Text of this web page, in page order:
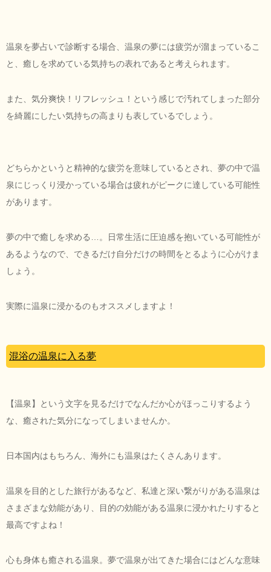
温泉を夢占いで診断する場合、温泉の夢には疲労が溜まっているこ
と、癒しを求めている気持ちの表れであると考えられます。
また、気分爽快！リフレッシュ！という感じで汚れてしまった部分
を綺麗にしたい気持ちの高まりも表しているでしょう。
どちらかというと精神的な疲労を意味しているとされ、夢の中で温
泉にじっくり浸かっている場合は疲れがピークに達している可能性
があります。
夢の中で癒しを求める…。日常生活に圧迫感を抱いている可能性が
あるようなので、できるだけ自分だけの時間をとるように心がけま
しょう。
実際に温泉に浸かるのもオススメしますよ！
混浴の温泉に入る夢
【温泉】という文字を見るだけでなんだか心がほっこりするよう
な、癒された気分になってしまいませんか。
日本国内はもちろん、海外にも温泉はたくさんあります。
温泉を目的とした旅行があるなど、私達と深い繋がりがある温泉は
さまざまな効能があり、目的の効能がある温泉に浸かれたりすると
最高ですよね！
心も身体も癒される温泉。夢で温泉が出てきた場合にはどんな意味